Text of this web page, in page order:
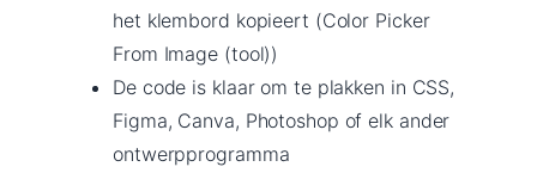
het klembord kopieert (Color Picker
From Image (tool))
De code is klaar om te plakken in CSS,
Figma, Canva, Photoshop of elk ander
ontwerpprogramma